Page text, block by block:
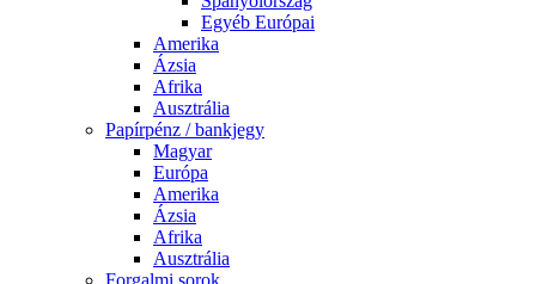
Egyéb Európai
Amerika
Ázsia
Afrika
Ausztrália
Papírpénz / bankjegy
Magyar
Európa
Amerika
Ázsia
Afrika
Ausztrália
Forgalmi sorok